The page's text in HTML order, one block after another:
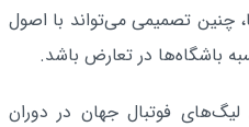
چنین تصمیمی می‌تواند با اصول
باشگاه‌ها در تعارض باشد.
لیگ‌های فوتبال جهان در دوران